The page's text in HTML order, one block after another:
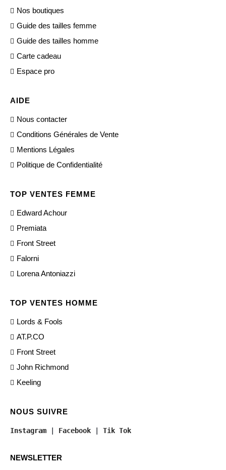
Nos boutiques
Guide des tailles femme
Guide des tailles homme
Carte cadeau
Espace pro
AIDE
Nous contacter
Conditions Générales de Vente
Mentions Légales
Politique de Confidentialité
TOP VENTES FEMME
Edward Achour
Premiata
Front Street
Falorni
Lorena Antoniazzi
TOP VENTES HOMME
Lords & Fools
AT.P.CO
Front Street
John Richmond
Keeling
NOUS SUIVRE
Instagram | Facebook | Tik Tok
NEWSLETTER